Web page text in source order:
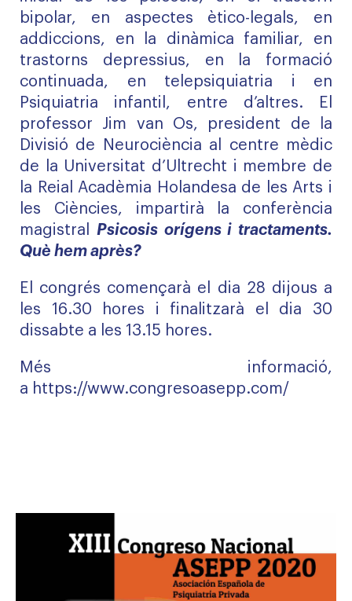
bipolar, en aspectes ètico-legals, en
addiccions, en la dinàmica familiar, en
trastorns depressius, en la formació
continuada, en telepsiquiatria i en
Psiquiatria infantil, entre d’altres. El
professor Jim van Os, president de la
Divisió de Neurociència al centre mèdic
de la Universitat d’Ultrecht i membre de
la Reial Acadèmia Holandesa de les Arts i
les Ciències, impartirà la conferència
magistral Psicosis orígens i tractaments.
Què hem après?
El congrés començarà el dia 28 dijous a
les 16.30 hores i finalitzarà el dia 30
dissabte a les 13.15 hores.
Més informació,
a https://www.congresoasepp.com/